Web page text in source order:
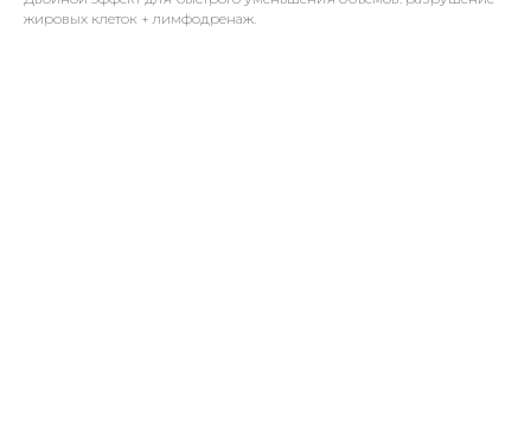
жировых клеток + лимфодренаж.